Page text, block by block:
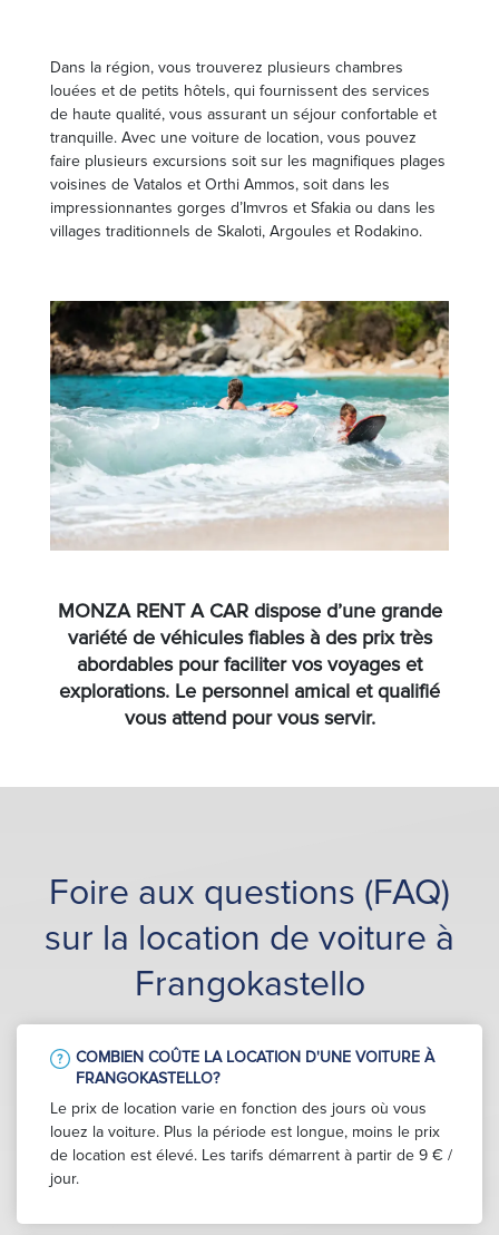
Dans la région, vous trouverez plusieurs chambres
louées et de petits hôtels, qui fournissent des services
de haute qualité, vous assurant un séjour confortable et
tranquille. Avec une voiture de location, vous pouvez
faire plusieurs excursions soit sur les magnifiques plages
voisines de Vatalos et Orthi Ammos, soit dans les
impressionnantes gorges d’Imvros et Sfakia ou dans les
villages traditionnels de Skaloti, Argoules et Rodakino.
MONZA RENT A CAR dispose d’une grande
variété de véhicules fiables à des prix très
abordables pour faciliter vos voyages et
explorations. Le personnel amical et qualifié
vous attend pour vous servir.
Foire aux questions (FAQ)
sur la location de voiture à
Frangokastello
COMBIEN COÛTE LA LOCATION D'UNE VOITURE À
FRANGOKASTELLO?
Le prix de location varie en fonction des jours où vous
louez la voiture. Plus la période est longue, moins le prix
de location est élevé. Les tarifs démarrent à partir de 9 € /
jour.